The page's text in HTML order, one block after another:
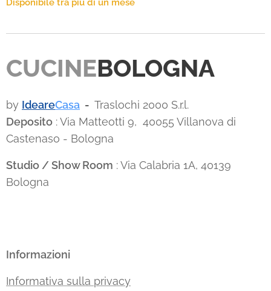
Disponibile tra più di un mese
CUCINEBOLOGNA
by IdeareCasa - Traslochi 2000 S.r.l.
Deposito : Via Matteotti 9, 40055 Villanova di
Castenaso - Bologna
Studio / Show Room : Via Calabria 1A, 40139
Bologna
Informazioni
Informativa sulla privacy